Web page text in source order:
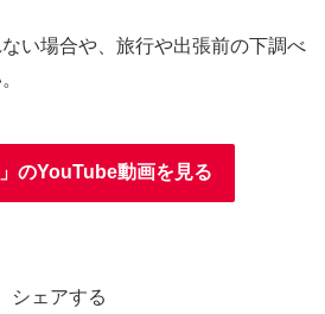
い場合や、旅行や出張前の下調べ
のYouTube動画を見る
シェアする